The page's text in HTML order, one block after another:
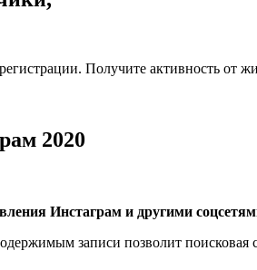
Получите активность от
2020
Инстаграм и другими
записи позволит поисковая